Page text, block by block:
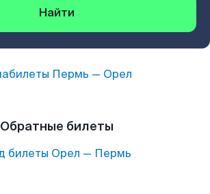
Найти
Пермь — Орел
Обратные билеты
билеты Орел — Пермь